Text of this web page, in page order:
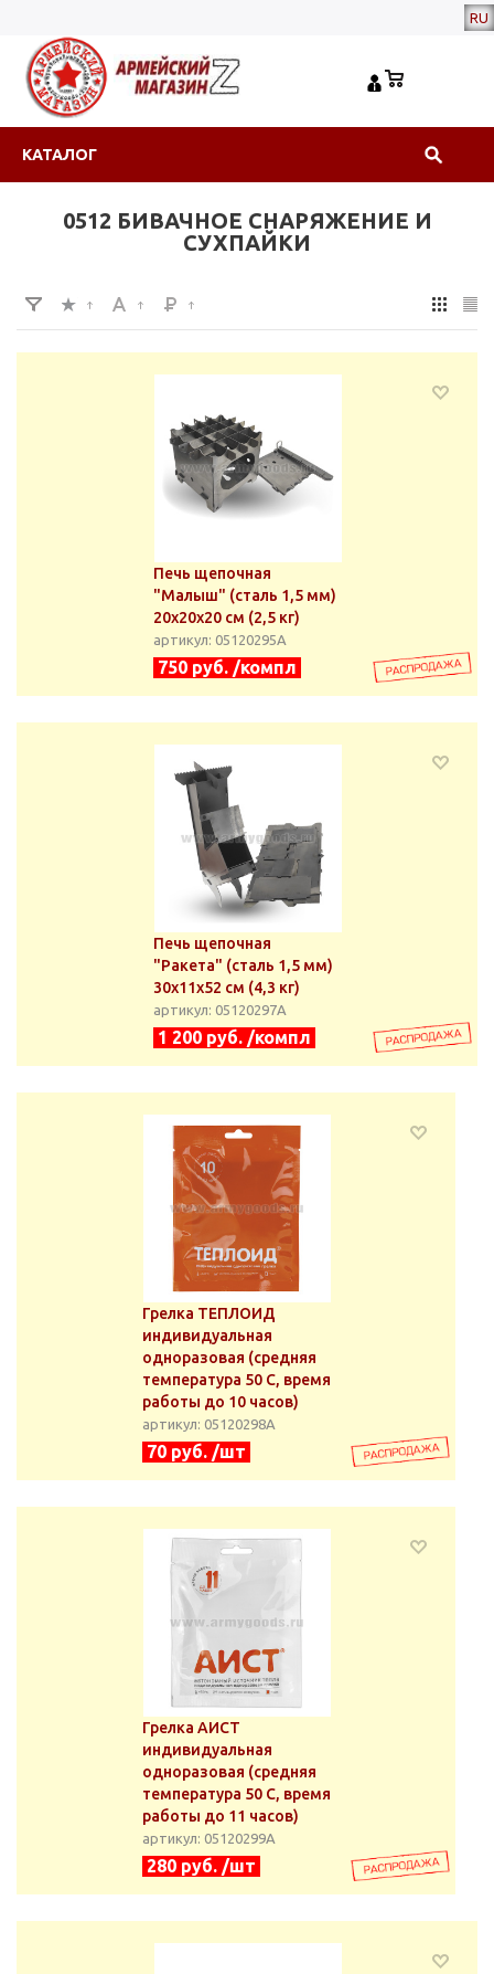
RU
КАТАЛОГ
0512 БИВАЧНОЕ СНАРЯЖЕНИЕ И
СУХПАЙКИ
Печь щепочная
"Малыш" (сталь 1,5 мм)
20х20х20 см (2,5 кг)
артикул: 05120295А
750 руб. /компл
Печь щепочная
"Ракета" (сталь 1,5 мм)
30х11х52 см (4,3 кг)
артикул: 05120297А
1 200 руб. /компл
Грелка ТЕПЛОИД
индивидуальная
одноразовая (средняя
температура 50 С, время
работы до 10 часов)
артикул: 05120298А
70 руб. /шт
Грелка АИСТ
индивидуальная
одноразовая (средняя
температура 50 С, время
работы до 11 часов)
артикул: 05120299А
280 руб. /шт